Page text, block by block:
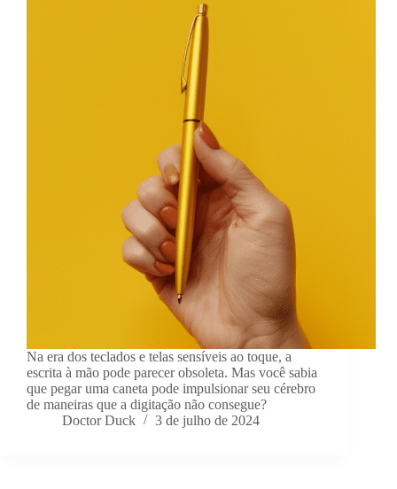
Na era dos teclados e telas sensíveis ao toque, a
escrita à mão pode parecer obsoleta. Mas você sabia
que pegar uma caneta pode impulsionar seu cérebro
de maneiras que a digitação não consegue?
Doctor Duck
3 de julho de 2024